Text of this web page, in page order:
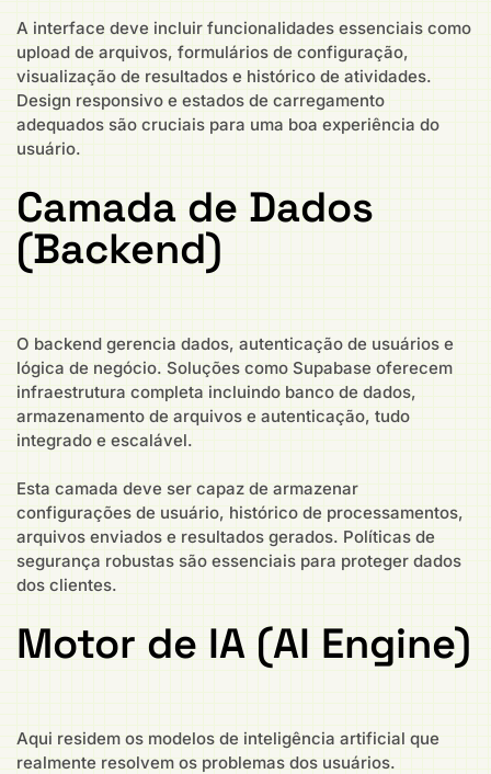
A interface deve incluir funcionalidades essenciais como
upload de arquivos, formulários de configuração,
visualização de resultados e histórico de atividades.
Design responsivo e estados de carregamento
adequados são cruciais para uma boa experiência do
usuário.
Camada de Dados
(Backend)
O backend gerencia dados, autenticação de usuários e
lógica de negócio. Soluções como Supabase oferecem
infraestrutura completa incluindo banco de dados,
armazenamento de arquivos e autenticação, tudo
integrado e escalável.
Esta camada deve ser capaz de armazenar
configurações de usuário, histórico de processamentos,
arquivos enviados e resultados gerados. Políticas de
segurança robustas são essenciais para proteger dados
dos clientes.
Motor de IA (AI Engine)
Aqui residem os modelos de inteligência artificial que
realmente resolvem os problemas dos usuários.